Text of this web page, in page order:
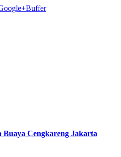
Buffer
Buaya Cengkareng Jakarta